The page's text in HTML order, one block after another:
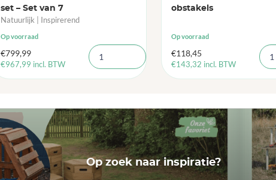
set – Set van 7
Natuurlijk | Inspirerend
Op voorraad
€799,99
€967,99 incl. BTW
obstakels
Op voorraad
€118,45
€143,32 incl. BTW
Op zoek naar inspiratie?